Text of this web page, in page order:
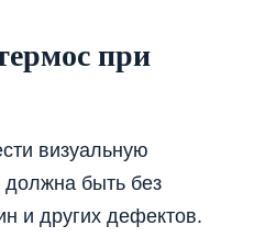
при
визуальную
должна быть без
и других дефектов.